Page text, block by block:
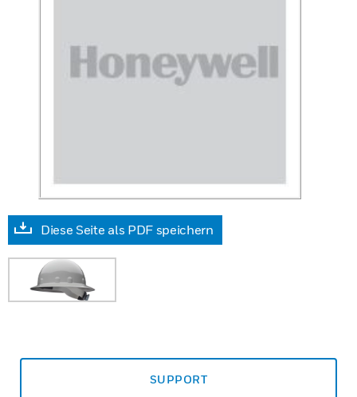
Diese Seite als PDF speichern
SUPPORT